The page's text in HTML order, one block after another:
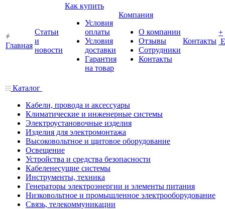
Главная
Статьи
и
новости
Как купить
Условия
оплаты
Условия
доставки
Гарантия
на товар
Компания
О компании
Отзывы
Сотрудники
Контакты
Контакты
+
Каталог
Кабели, провода и аксессуары
Климатические и инженерные системы
Электроустановочные изделия
Изделия для электромонтажа
Высоковольтное и щитовое оборудование
Освещение
Устройства и средства безопасности
Кабеленесущие системы
Инструменты, техника
Генераторы электроэнергии и элементы питания
Низковольтное и промышленное электрооборудование
Связь, телекоммуникации